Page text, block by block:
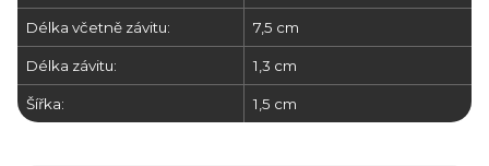
Délka včetně závitu: 7,5 cm
Délka závitu: 1,3 cm
Šířka: 1,5 cm